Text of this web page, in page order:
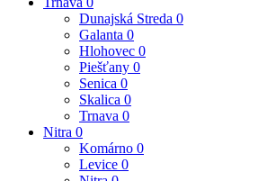
Dunajská Streda 0
Galanta 0
Hlohovec 0
Piešťany 0
Senica 0
Skalica 0
Trnava 0
Nitra 0
Komárno 0
Levice 0